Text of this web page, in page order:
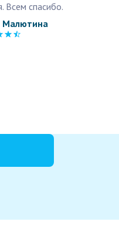
Всем спасибо.
Малютина